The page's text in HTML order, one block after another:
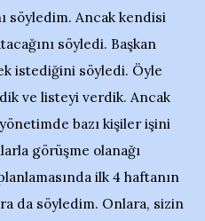
söyledim. Ancak kendisi
söyledi. Başkan
istediğini söyledi. Öyle
ve listeyi verdik. Ancak
bazı kişiler işini
görüşme olanağı
ilk 4 haftanın
da söyledim. Onlara, sizin